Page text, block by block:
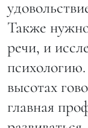
Также
речи, и
высотах
главная